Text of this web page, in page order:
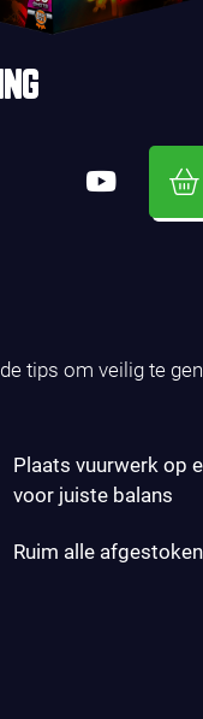
tips om veilig te
Plaats vuurwerk op
voor juiste balans
Ruim alle